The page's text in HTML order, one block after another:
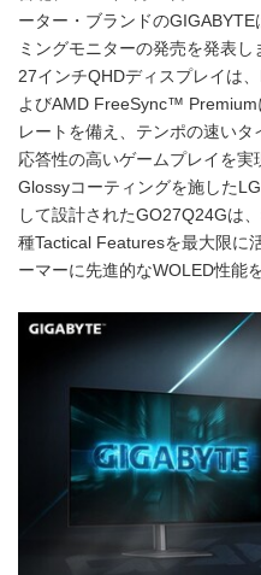
ーター・ブランドの
ミングモニターの発売を発表
27インチQHDディスプレイは
よびAMD FreeSync™ Premium
レートを備え、テンポの速いタ
応答性の高いゲームプレイを
Glossyコーティングを施した
して設計されたGO27Q24Gは
種Tactical Featuresを最大限に
ーマーに先進的なWOLED性能